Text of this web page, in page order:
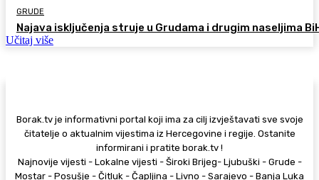
GRUDE
Najava isključenja struje u Grudama i drugim naseljima
Učitaj više
Borak.tv je informativni portal koji ima za cilj izvještavati sve svoje
čitatelje o aktualnim vijestima iz Hercegovine i regije. Ostanite
informirani i pratite borak.tv !
Najnovije vijesti - Lokalne vijesti - Široki Brijeg- Ljubuški - Grude -
Mostar - Posušje - Čitluk - Čapljina - Livno - Sarajevo - Banja Luka